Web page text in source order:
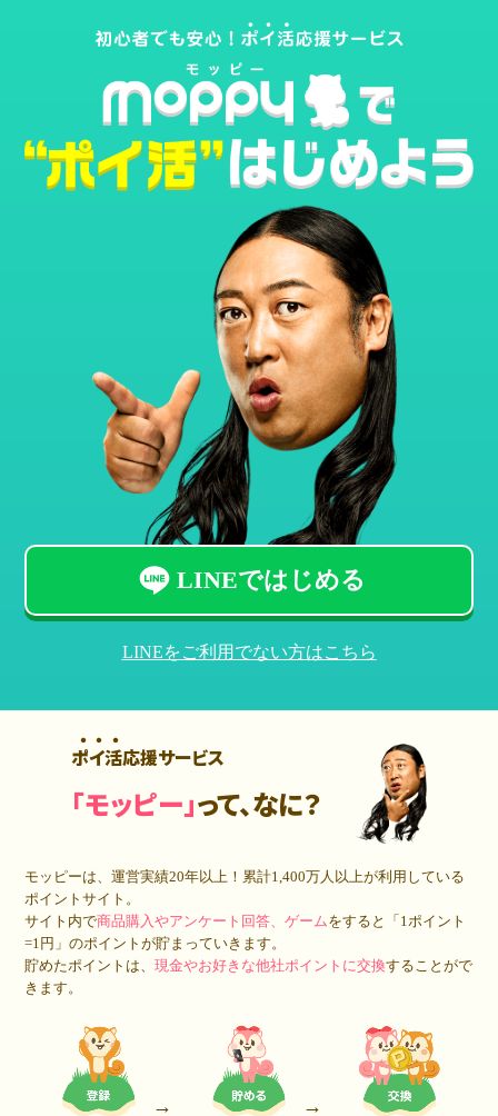
LINEではじめる
LINEをご利用でない方はこちら
ポイ活応援サービス
「モッピー」って、なに？
モッピーは、運営実績20年以上！累計1,400万人 以上が利用している
ポイントサイト。
サイト内で商品購入やアンケート回答、ゲームをすると「1ポイント
=1円」のポイントが貯まっていきます。
貯めたポイントは、現金やお好きな他社ポイントに交換することがで
きます。